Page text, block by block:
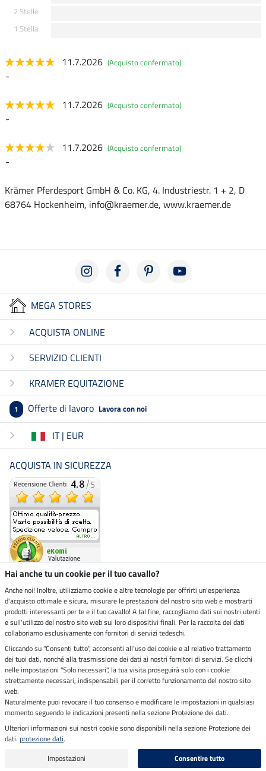
2 Stelle
1 Stella
11.7.2026 (Acquisto confermato)
-
11.7.2026 (Acquisto confermato)
-
11.7.2026 (Acquisto confermato)
-
Krämer Pferdesport GmbH & Co. KG, 4. Industriestr. 1 + 2, D
68764 Hockenheim, info@kraemer.de, www.kraemer.de
MEGA STORES
ACQUISTA ONLINE
SERVIZIO CLIENTI
KRAMER EQUITAZIONE
1 Offerte di lavoro Lavora con noi
IT | EUR
ACQUISTA IN SICUREZZA
Negozio ecosostenibile
Spedizioni tramite
Paga in sicurezza con
Note legali
Ultimo aggiornamento il 09.08.2026 alle 07:17
Tutti i prezzi in Euro includono l'IVA,
spese di spedizione escluse
Hai anche tu un cookie per il tuo cavallo?
Anche noi! Inoltre, utilizziamo cookie e altre tecnologie per offrirti un'esperienza
d'acquisto ottimale e sicura, misurare le prestazioni del nostro sito web e mostrarti
prodotti interessanti per te e il tuo cavallo! A tal fine, raccogliamo dati sui nostri utenti
e sull'utilizzo del nostro sito web sui loro dispositivi finali. Per la raccolta dei dati
collaboriamo esclusivamente con fornitori di servizi tedeschi.
Cliccando su "Consenti tutto", acconsenti all'uso dei cookie e al relativo trattamento
dei tuoi dati, nonché alla trasmissione dei dati ai nostri fornitori di servizi. Se clicchi
nelle impostazioni "Solo necessari", la tua visita proseguirà solo con i cookie
strettamente necessari, indispensabili per il corretto funzionamento del nostro sito
web.
Naturalmente puoi revocare il tuo consenso e modificare le impostazioni in qualsiasi
momento seguendo le indicazioni presenti nella sezione Protezione dei dati.
Ulteriori informazioni sui nostri cookie sono disponibili nella sezione Protezione dei
dati. protezione dati.
Impostazioni
Consentire tutto